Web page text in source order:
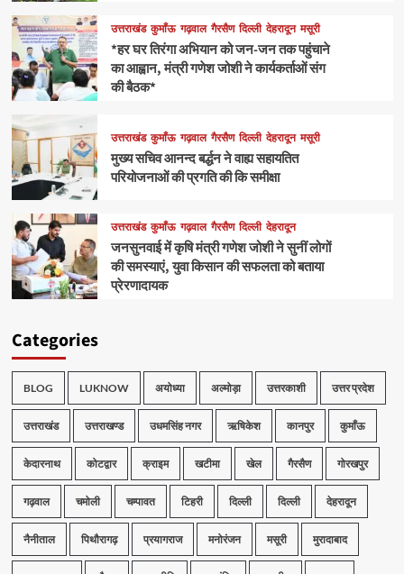
उत्तराखंड कुमाँऊ गढ़वाल गैरसैण दिल्ली देहरादून मसूरी
*हर घर तिरंगा अभियान को जन-जन तक पहुंचाने
का आह्वान, मंत्री गणेश जोशी ने कार्यकर्ताओं संग
की बैठक*
उत्तराखंड कुमाँऊ गढ़वाल गैरसैण दिल्ली देहरादून मसूरी
मुख्य सचिव आनन्द बर्द्धन ने वाह्य सहायतित
परियोजनाओं की प्रगति की कि समीक्षा
उत्तराखंड कुमाँऊ गढ़वाल गैरसैण दिल्ली देहरादून
जनसुनवाई में कृषि मंत्री गणेश जोशी ने सुनीं लोगों
की समस्याएं, युवा किसान की सफलता को बताया
प्रेरणादायक
Categories
BLOG LUKNOW अयोध्या अल्मोड़ा उत्तरकाशी उत्तर प्रदेश
उत्तराखंड उत्तराखण्ड उधमसिंह नगर ऋषिकेश कानपुर कुमाँऊ
केदारनाथ कोटद्वार क्राइम खटीमा खेल गैरसैण गोरखपुर
गढ़वाल चमोली चम्पावत टिहरी दिल्ली दिल्ली देहरादून
नैनीताल पिथौरागढ़ प्रयागराज मनोरंजन मसूरी मुरादाबाद